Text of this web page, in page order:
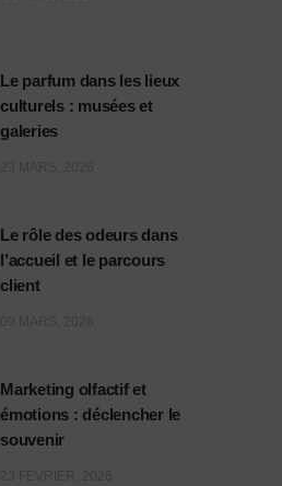
Le parfum dans les lieux
culturels : musées et
galeries
Le rôle des odeurs dans
l’accueil et le parcours
client
Marketing olfactif et
émotions : déclencher le
souvenir